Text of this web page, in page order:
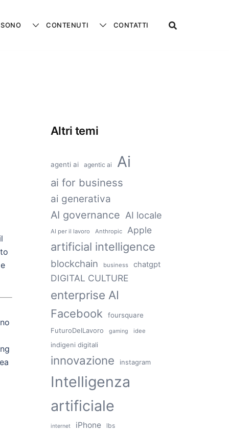
CONTENUTI CONTATTI
Altri temi
agenti ai agentic ai Ai
ai for business
ai generativa
AI governance AI locale
AI per il lavoro Anthropic Apple
artificial intelligence
blockchain business chatgpt
DIGITAL CULTURE
enterprise AI
Facebook
foursquare
FuturoDelLavoro
gaming idee
indigeni digitali
innovazione instagram
Intelligenza
artificiale
internet iPhone lbs